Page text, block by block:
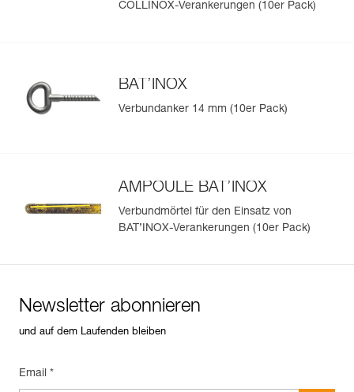
COLLINOX-Verankerungen (10er Pack)
BAT’INOX
Verbundanker 14 mm (10er Pack)
AMPOULE BAT’INOX
Verbundmörtel für den Einsatz von
BAT’INOX-Verankerungen (10er Pack)
Newsletter abonnieren
und auf dem Laufenden bleiben
Email *